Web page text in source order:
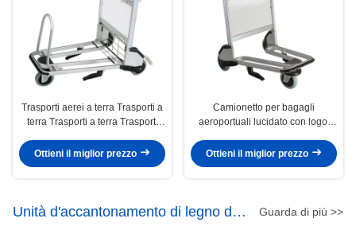
Trasporti aerei a terra Trasporti a
terra Trasporti a terra Trasporti
Ottieni il miglior prezzo
Camionetto per bagagli
aeroportuali lucidato con logo,
aeroportuale
Ottieni il miglior prezzo
Unità d'accantonamento di legno del
Guarda di più >>